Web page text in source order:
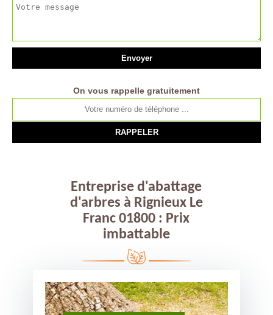
On vous rappelle gratuitement
Entreprise d'abattage
d'arbres à Rignieux Le
Franc 01800 : Prix
imbattable